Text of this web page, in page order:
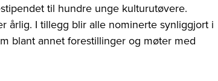
til hundre unge kulturutøvere.
årlig. I tillegg blir alle nominerte synliggjort i
blant annet forestillinger og møter med